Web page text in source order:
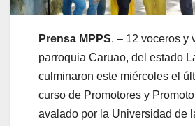
Prensa MPPS. – 12 voceros y
parroquia Caruao, del estado
culminaron este miércoles el
curso de Promotores y
avalado por la Universidad de